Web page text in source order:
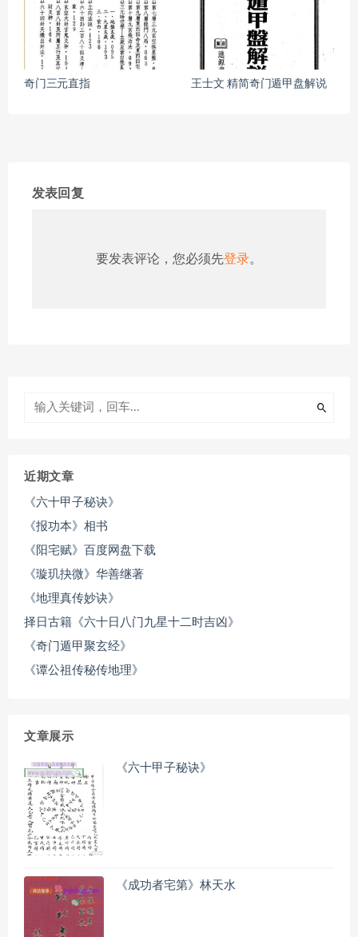
奇门三元直指 王士文 精简奇门遁甲盘解说
发表回复
要发表评论，您必须先登录。
近期文章
《六十甲子秘诀》
《报功本》相书
《阳宅赋》百度网盘下载
《璇玑抉微》华善继著
《地理真传妙诀》
择日古籍《六十日八门九星十二时吉凶》
《奇门遁甲聚玄经》
《谭公祖传秘传地理》
文章展示
《六十甲子秘诀》
《成功者宅第》林天水